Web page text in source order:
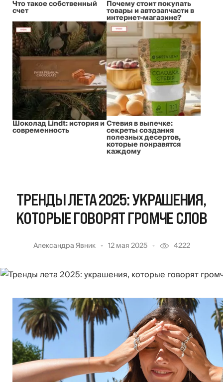
Что такое собственный
счет
Почему стоит покупать
товары и автозапчасти в
интернет-магазине?
Шоколад Lindt: история и
современность
Стевия в выпечке:
секреты создания
полезных десертов,
которые понравятся
каждому
ТРЕНДЫ ЛЕТА 2025: УКРАШЕНИЯ,
КОТОРЫЕ ГОВОРЯТ ГРОМЧЕ СЛОВ
Александра Явник 12 мая 2025 4222